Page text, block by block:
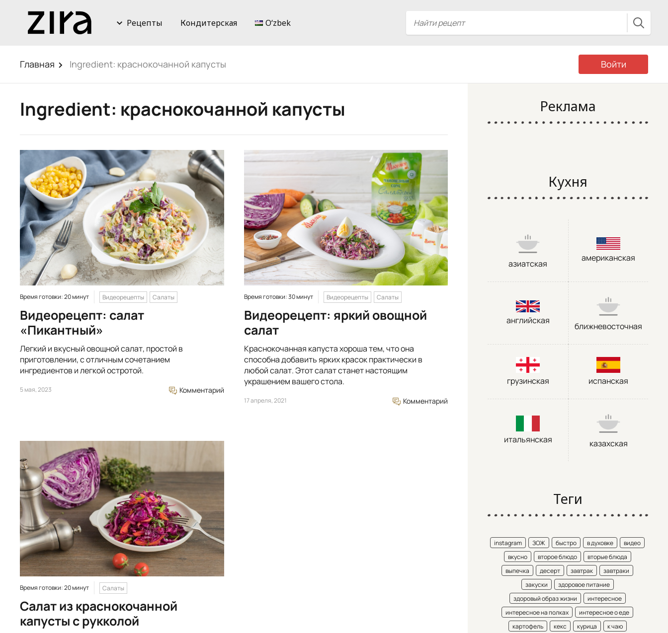
Рецепты Кондитерская Oʻzbek
Главная Ingredient: краснокочанной капусты Войти
Ingredient: краснокочанной капусты
Время готовки: 20 минут Видеорецепты Салаты
Видеорецепт: салат
«Пикантный»
Легкий и вкусный овощной салат, простой в
приготовлении, с отличным сочетанием
ингредиентов и легкой остротой.
5 мая, 2023 Комментарий
Время готовки: 30 минут Видеорецепты Салаты
Видеорецепт: яркий овощной
салат
Краснокочанная капуста хороша тем, что она
способна добавить ярких красок практически в
любой салат. Этот салат станет настоящим
украшением вашего стола.
17 апреля, 2021 Комментарий
Время готовки: 20 минут Салаты
Салат из краснокочанной
капусты с рукколой
Реклама
Кухня
азиатская
американская
английская
ближневосточная
грузинская испанская
итальянская казахская
Теги
instagram ЗОЖ быстро в духовке
видео
вкусно
второе блюдо
вторые блюда
выпечка
десерт завтрак
завтраки
закуски
здоровое питание
здоровый образ жизни
интересное
интересное на полках
интересное о еде
картофель
кекс курица
к чаю